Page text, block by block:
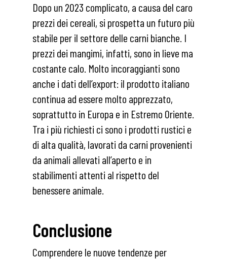
Dopo un 2023 complicato, a causa del caro
prezzi dei cereali, si prospetta un futuro più
stabile per il settore delle carni bianche. I
prezzi dei mangimi, infatti, sono in lieve ma
costante calo. Molto incoraggianti sono
anche i dati dell’export: il prodotto italiano
continua ad essere molto apprezzato,
soprattutto in Europa e in Estremo Oriente.
Tra i più richiesti ci sono i prodotti rustici e
di alta qualità, lavorati da carni provenienti
da animali allevati all’aperto e in
stabilimenti attenti al rispetto del
benessere animale.
Conclusione
Comprendere le nuove tendenze per